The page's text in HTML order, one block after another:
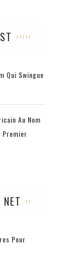
Qui Swingue
Au Nom
Premier
Pour